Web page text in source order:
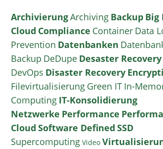
ArchivierungArchiving Backup Big
Cloud Compliance Container Data
Prevention Datenbanken
Backup DeDupe Desaster Recovery
DevOps Disaster Recovery
Filevirtualisierung Green IT In-
Computing IT-Konsolidierung
Netzwerke Performance
Cloud Software Defined SSD
Supercomputing Video